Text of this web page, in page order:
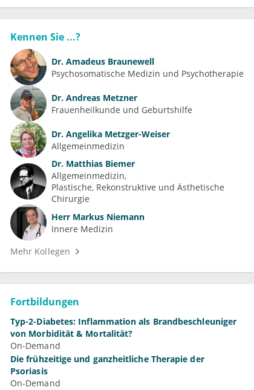
Kennen Sie ...?
Dr. Amadeus Braunewell
Psychosomatische Medizin und Psychotherapie
Dr. Andreas Metzner
Frauenheilkunde und Geburtshilfe
Dr. Angelika Metzger-Weiser
Allgemeinmedizin
Dr. Matthias Biemer
Allgemeinmedizin
Plastische, Rekonstruktive und Ästhetische
Chirurgie
Herr Markus Niemann
Innere Medizin
Mehr Kollegen
Fortbildungen
Typ-2-Diabetes: Inflammation als Brandbeschleuniger
von Morbidität & Mortalität?
On-Demand
Die frühzeitige und ganzheitliche Therapie der
Psoriasis
On-Demand